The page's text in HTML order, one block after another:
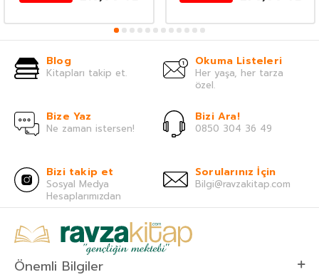
Blog
Kitapları takip et.
Okuma Listeleri
Her yaşa, her tarza
özel.
Bize Yaz
Ne zaman istersen!
Bizi Ara!
0850 304 36 49
Bizi takip et
Sosyal Medya
Hesaplarımızdan
Sorularınız İçin
Bilgi@ravzakitap.com
Önemli Bilgiler